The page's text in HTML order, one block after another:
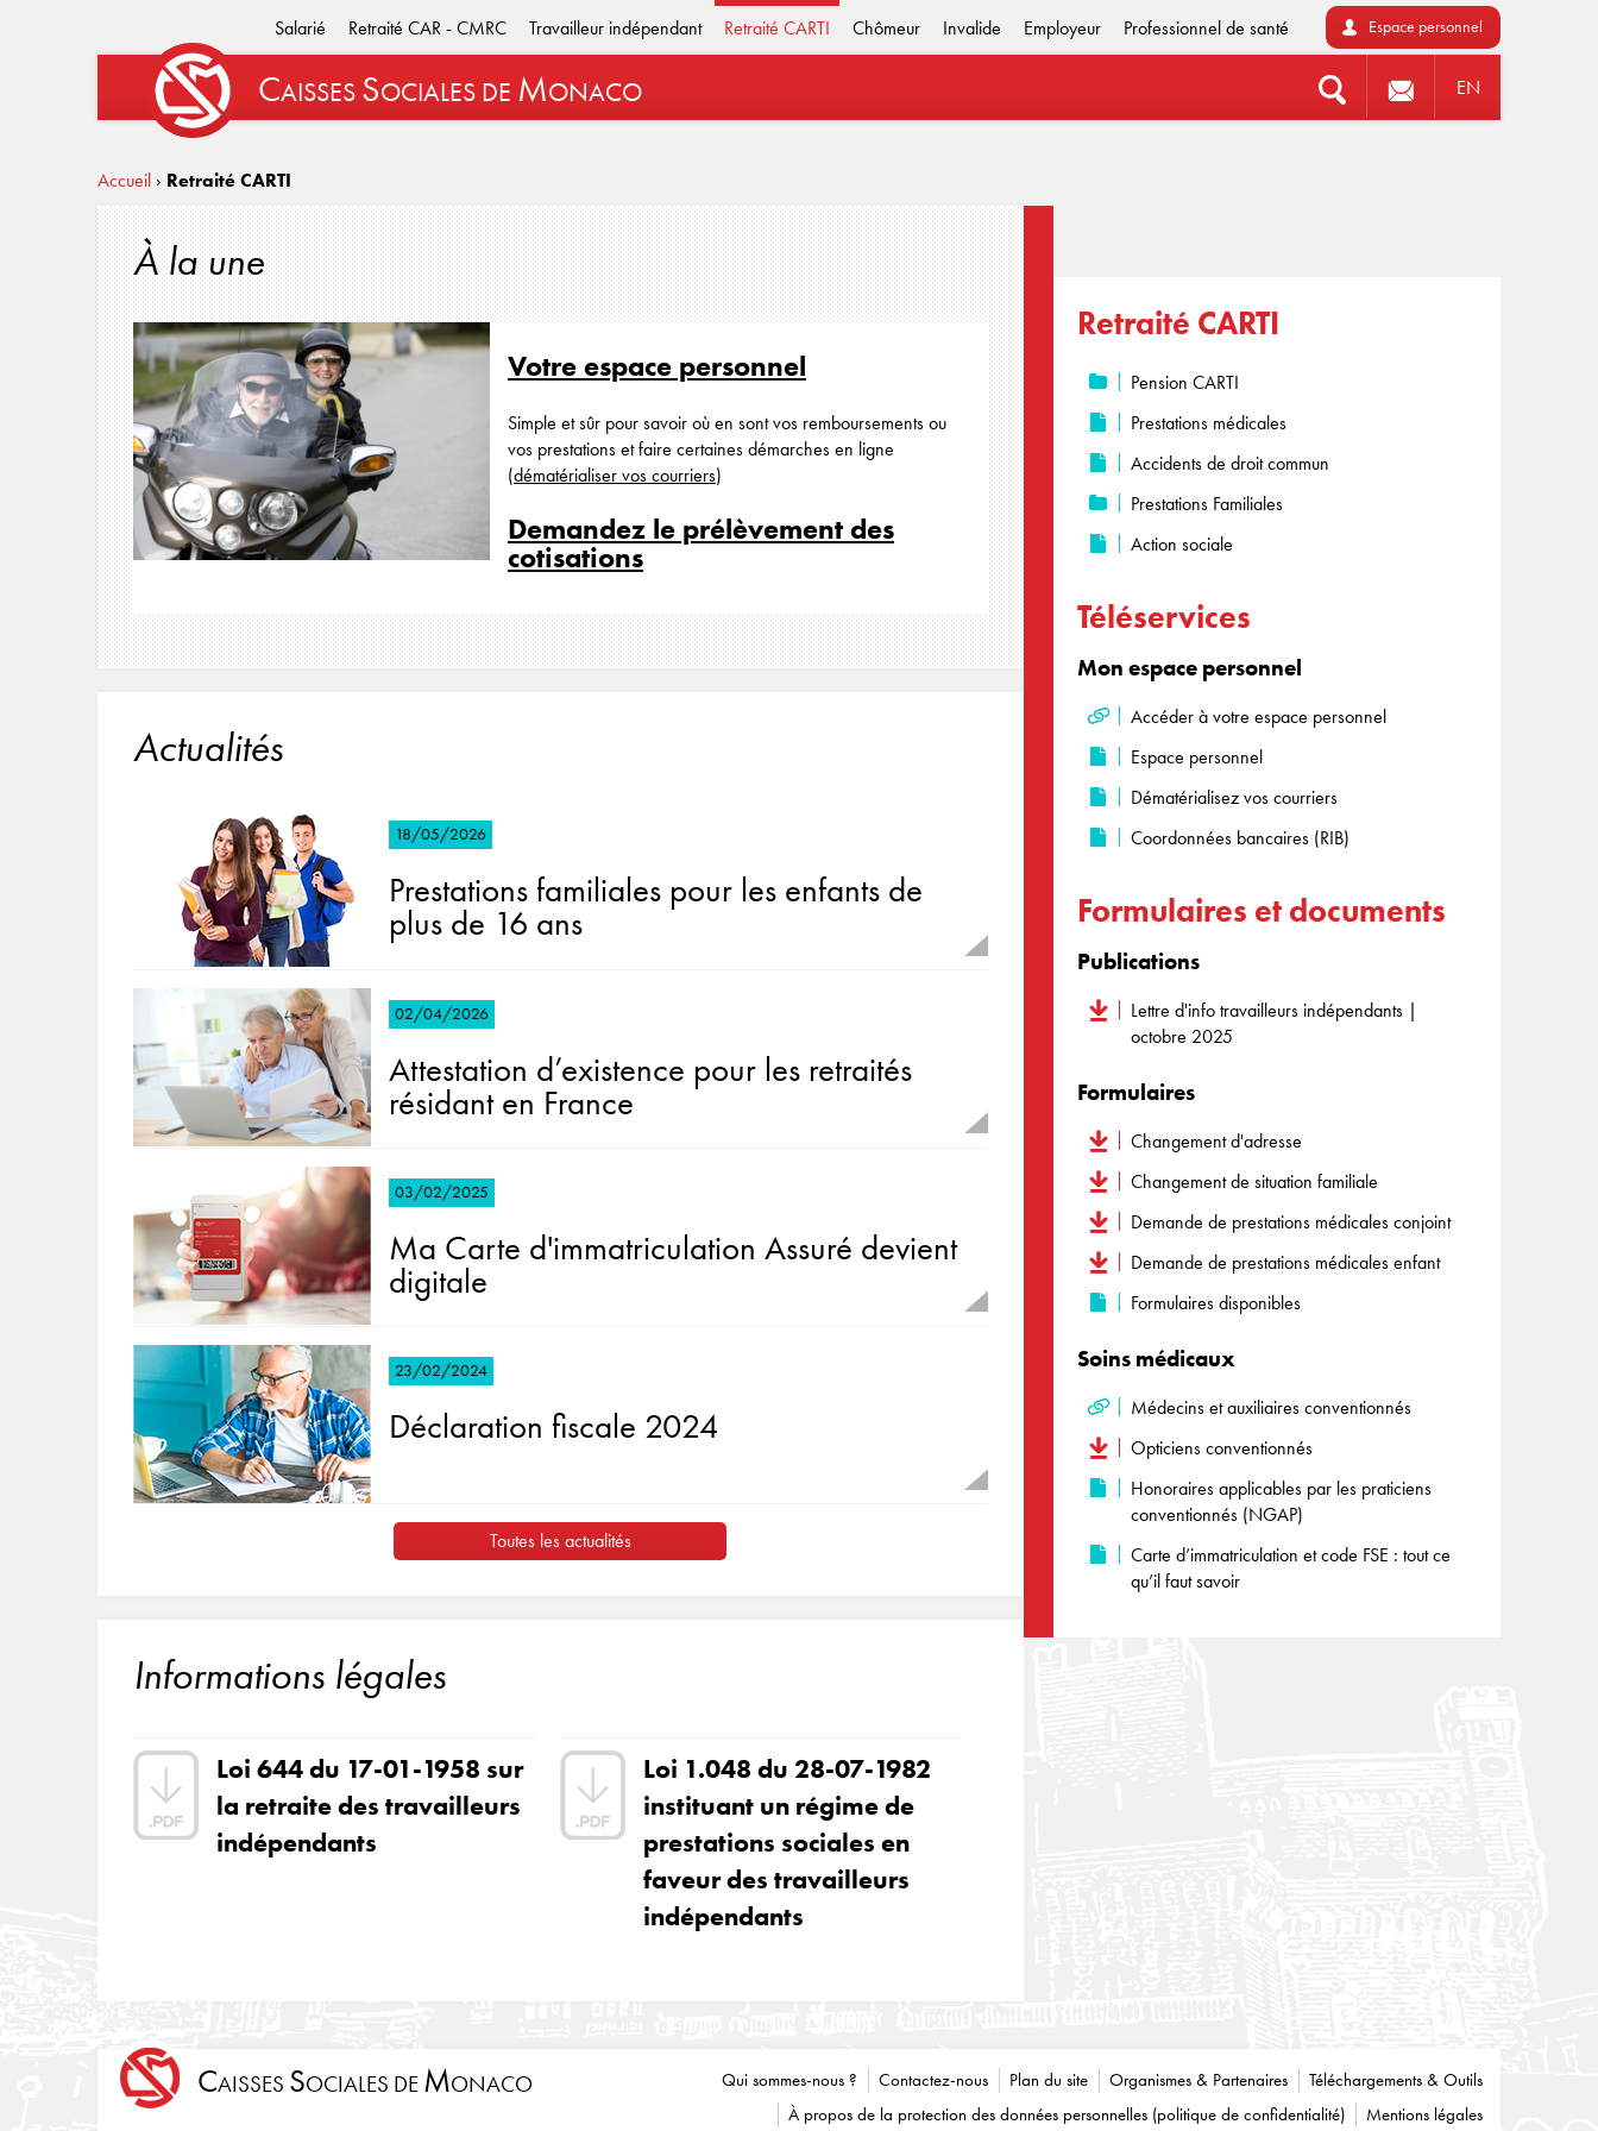
Salarié Retraité CAR - CMRC Travailleur indépendant Retraité CARTI Chômeur Invalide Employeur Professionnel de santé Espace personnel
CAISSES SOCIALES DE MONACO EN
Accueil › Retraité CARTI
À la une
Votre espace personnel
Simple et sûr pour savoir où en sont vos remboursements ou
vos prestations et faire certaines démarches en ligne
(dématérialiser vos courriers)
Demandez le prélèvement des
cotisations
Actualités
18/05/2026
Prestations familiales pour les enfants de
plus de 16 ans
02/04/2026
Attestation d’existence pour les retraités
résidant en France
03/02/2025
Ma Carte d'immatriculation Assuré devient
digitale
23/02/2024
Déclaration fiscale 2024
Toutes les actualités
Informations légales
Loi 644 du 17-01-1958 sur
la retraite des travailleurs
indépendants
Loi 1.048 du 28-07-1982
instituant un régime de
prestations sociales en
faveur des travailleurs
indépendants
Retraité CARTI
Pension CARTI
Prestations médicales
Accidents de droit commun
Prestations Familiales
Action sociale
Téléservices
Mon espace personnel
Accéder à votre espace personnel
Espace personnel
Dématérialisez vos courriers
Coordonnées bancaires (RIB)
Formulaires et documents
Publications
Lettre d'info travailleurs indépendants |
octobre 2025
Formulaires
Changement d'adresse
Changement de situation familiale
Demande de prestations médicales conjoint
Demande de prestations médicales enfant
Formulaires disponibles
Soins médicaux
Médecins et auxiliaires conventionnés
Opticiens conventionnés
Honoraires applicables par les praticiens
conventionnés (NGAP)
Carte d’immatriculation et code FSE : tout ce
qu’il faut savoir
CAISSES SOCIALES DE MONACO Qui sommes-nous ? Contactez-nous Plan du site Organismes & Partenaires
Téléchargements & Outils
À propos de la protection des données personnelles (politique de confidentialité)
Mentions légales